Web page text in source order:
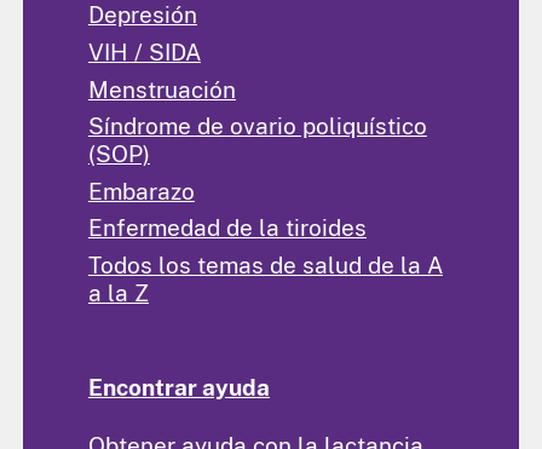
Depresión
VIH / SIDA
Menstruación
Síndrome de ovario poliquístico
(SOP)
Embarazo
Enfermedad de la tiroides
Todos los temas de salud de la A
a la Z
Encontrar ayuda